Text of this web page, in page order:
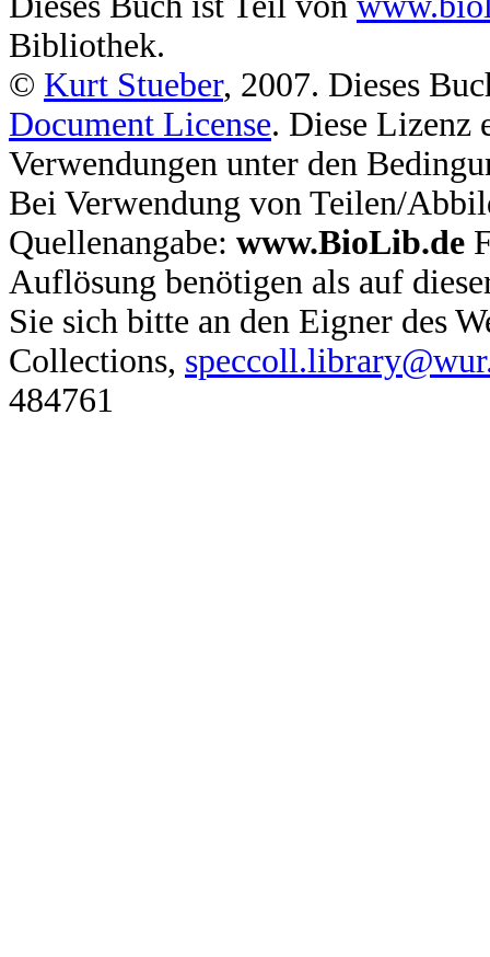
Bibliothek.
© Kurt Stueber, 2007. Dieses
Document License. Diese Lizenz
Verwendungen unter den
Bei Verwendung von Teilen/
Quellenangabe: www.BioLib.de
Auflösung benötigen als auf
Sie sich bitte an den Eigner des
Collections,
484761